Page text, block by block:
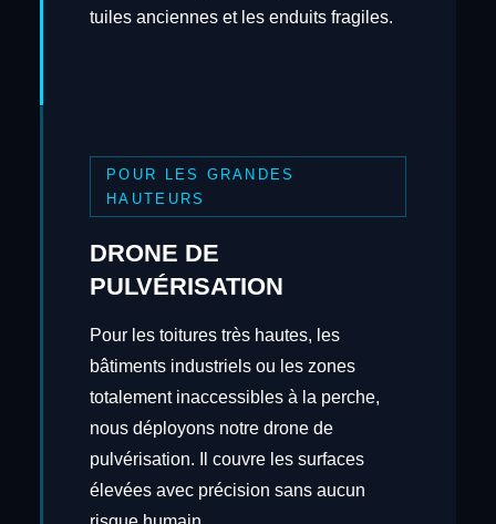
tuiles anciennes et les enduits fragiles.
POUR LES GRANDES
HAUTEURS
DRONE DE
PULVÉRISATION
Pour les toitures très hautes, les
bâtiments industriels ou les zones
totalement inaccessibles à la perche,
nous déployons notre drone de
pulvérisation. Il couvre les surfaces
élevées avec précision sans aucun